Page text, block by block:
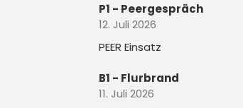
P1 - Peergespräch
12. Juli 2026
PEER Einsatz
B1 - Flurbrand
11. Juli 2026